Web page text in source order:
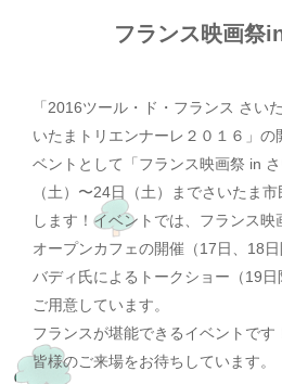
フランス映画祭
「2016ツール・ド・フランス さい
いたまトリエンナーレ２０１６」の
ベントとして「フランス映画祭 in
（土）〜24日（土）までさいたま
します！イベントでは、フランス映
オープンカフェの開催（17日、18
バディ氏によるトークショー（19
ご用意しています。
フランスが堪能できるイベントです
皆様のご来場をお待ちしています。